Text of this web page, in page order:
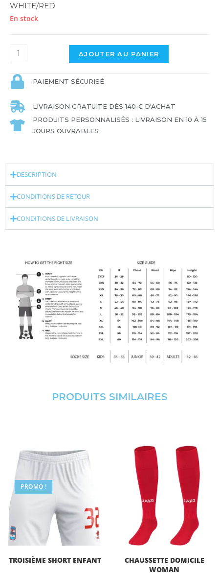
WHITE/RED
En stock
AJOUTER AU PANIER
PAIEMENT SÉCURISÉ
LIVRAISON GRATUITE DÈS 140 € D'ACHAT
PRODUITS PERSONNALISÉS : LIVRAISON EN 10 À 15
JOURS OUVRABLES
DESCRIPTION
CONDITIONS DE RETOUR
CONDITIONS DE LIVRAISON
PRODUITS SIMILAIRES
PROMO !
TROISIÈME SHORT ENFANT
CHAUSSETTE DOMICILE
WOMAN